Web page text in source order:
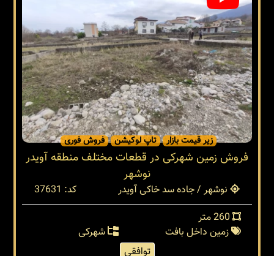
زیر قیمت بازار تاپ لوکیشن فروش فوری
فروش زمین شهرکی در قطعات مختلف منطقه آویدر
نوشهر
نوشهر / جاده سد خاکی آویدر
کد: 37631
زمین داخل بافت
شهرکی
توافقی